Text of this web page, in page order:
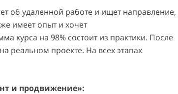
об удаленной работе и ищет направление,
имеет опыт и хочет
курса на 98% состоит из практики. После
реальном проекте. На всех этапах
и продвижение»: